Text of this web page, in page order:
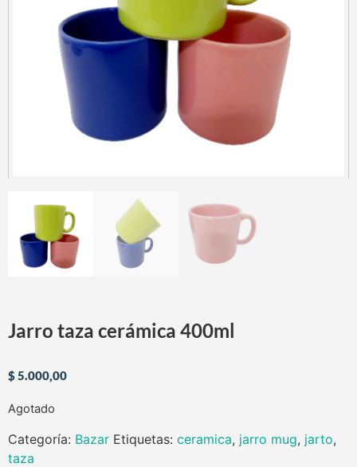
Jarro taza cerámica 400ml
$5.000,00
Agotado
Categoría: Bazar Etiquetas: ceramica, jarro mug, jarto,
taza